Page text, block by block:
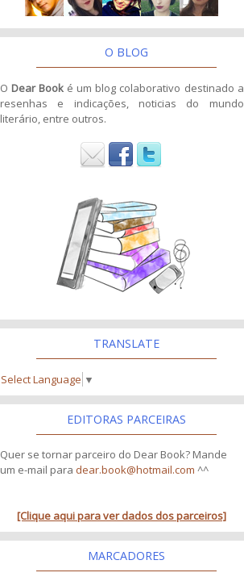
O BLOG
O Dear Book é um blog colaborativo destinado a
resenhas e indicações, noticias do mundo
literário, entre outros.
TRANSLATE
Select Language ▼
EDITORAS PARCEIRAS
Quer se tornar parceiro do Dear Book? Mande
um e-mail para dear.book@hotmail.com ^^
[Clique aqui para ver dados dos parceiros]
MARCADORES